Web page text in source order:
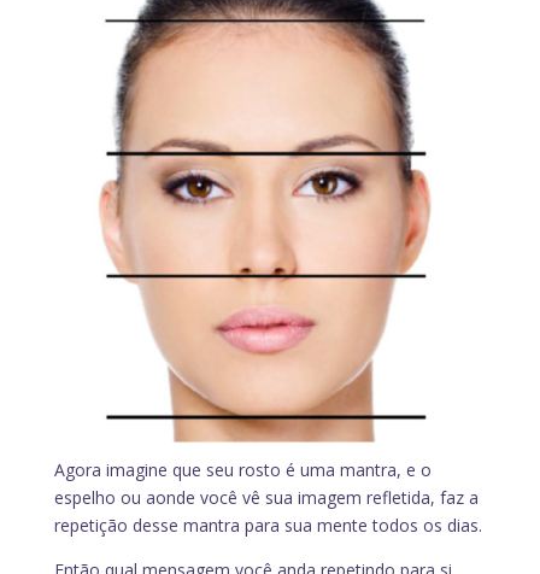
Agora imagine que seu rosto é uma mantra, e o
espelho ou aonde você vê sua imagem refletida, faz a
repetição desse mantra para sua mente todos os dias.